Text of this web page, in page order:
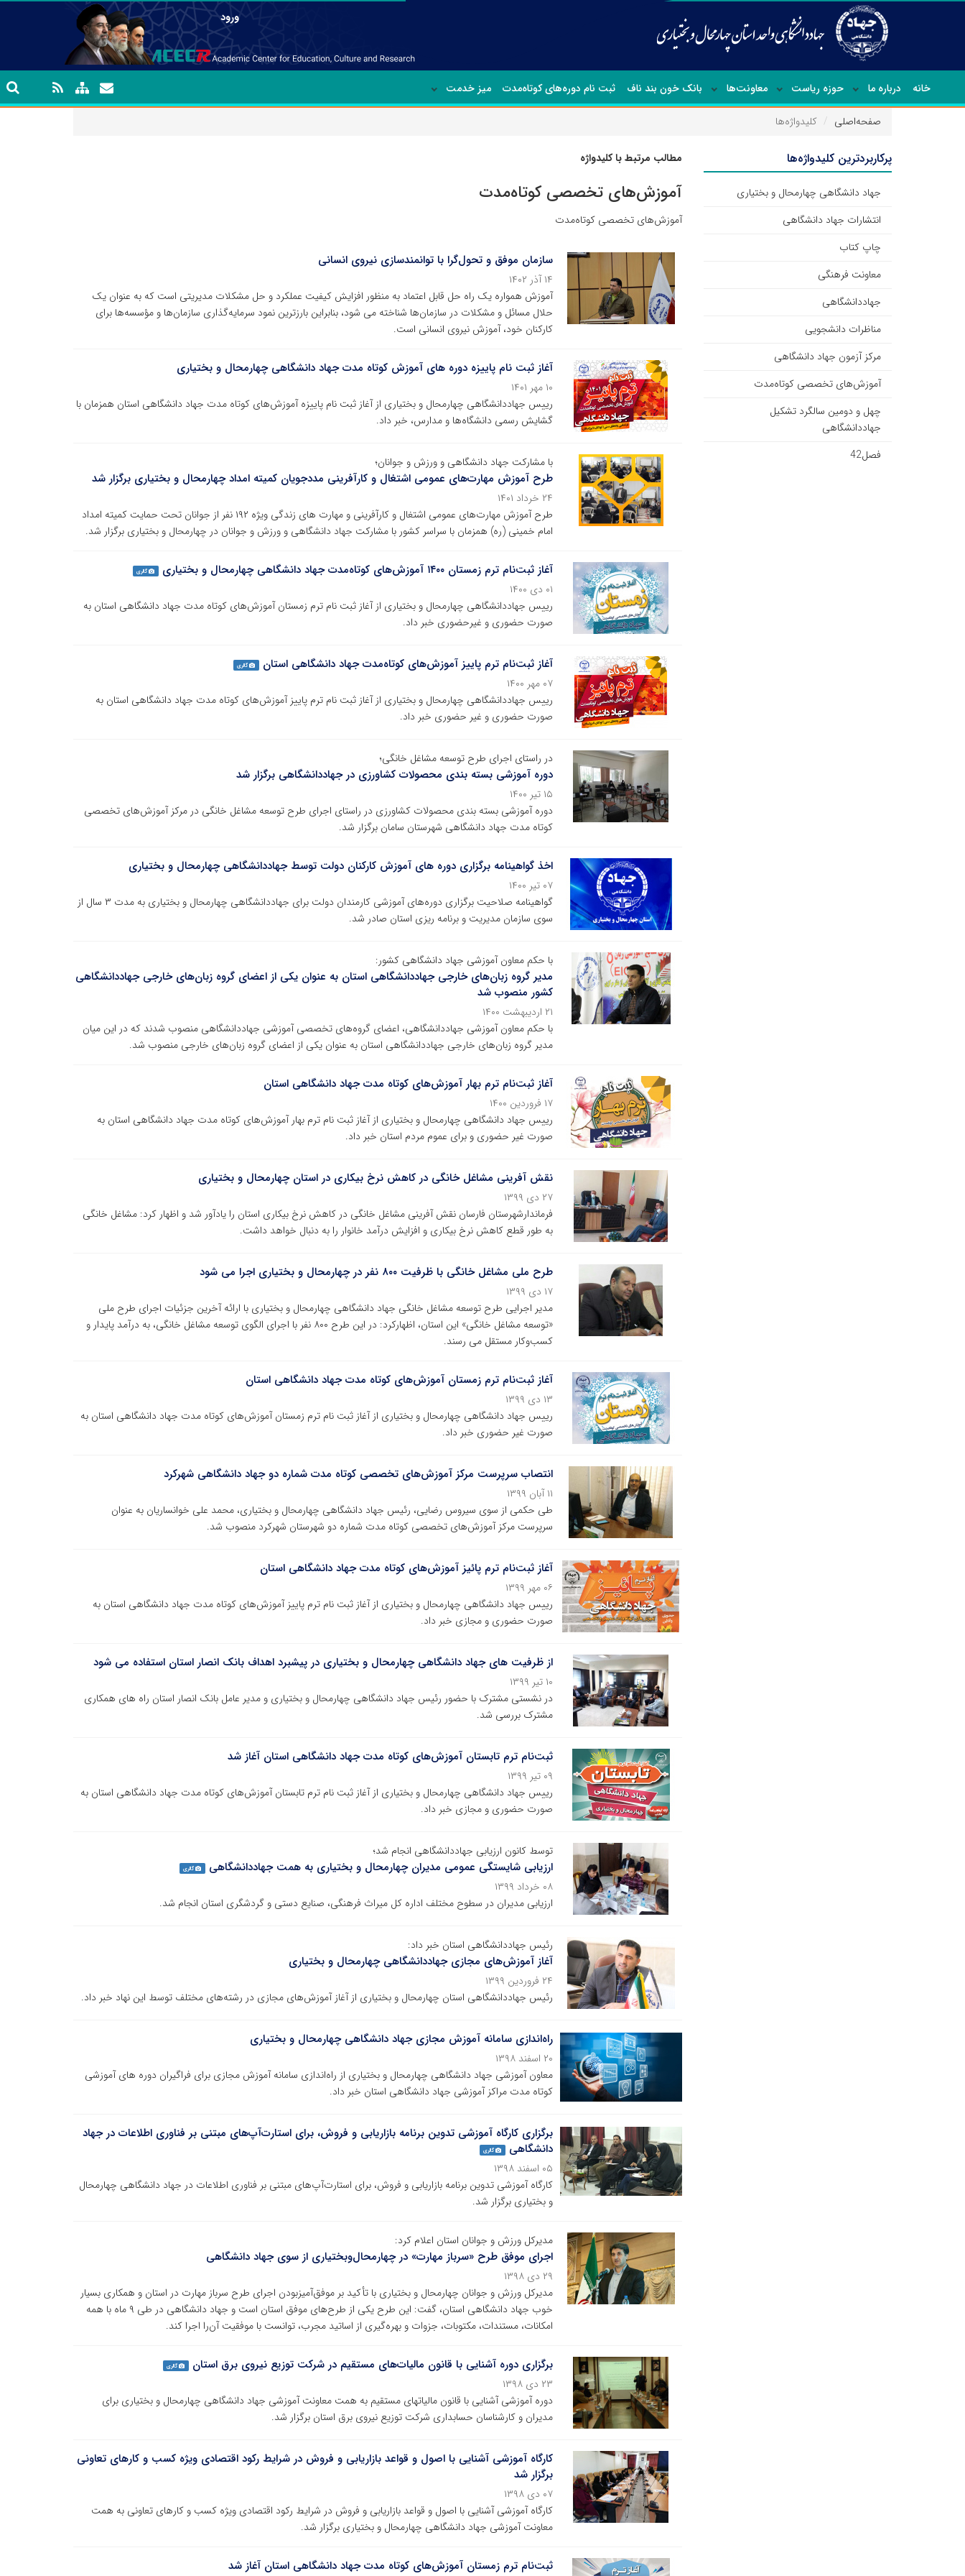
ورود
خانه درباره ما حوزه ریاست معاونت‌ها بانک خون بند ناف ثبت نام دوره‌های کوتاه‌مدت میز خدمت
صفحه‌اصلی کلیدواژه‌ها
مطالب مرتبط با کلیدواژه
آموزش‌های تخصصی کوتاه‌مدت
آموزش‌های تخصصی کوتاه‌مدت
سازمان موفق و تحول‌گرا با توانمندسازی نیروی انسانی
۱۴ آذر ۱۴۰۲
آموزش همواره یک راه حل قابل اعتماد به منظور افزایش کیفیت عملکرد و حل مشکلات مدیریتی است که به عنوان یک
حلال مسائل و مشکلات در سازمان‌‎ها شناخته می شود، بنابراین بارزترین نمود سرمایه‌گذاری سازمان‌ها و مؤسسه‌ها برای
کارکنان خود، آموزش نیروی انسانی است.
آغاز ثبت نام پاییزه دوره های آموزش کوتاه مدت جهاد دانشگاهی چهارمحال و بختیاری
۱۰ مهر ۱۴۰۱
رییس جهاددانشگاهی چهارمحال و بختیاری از آغاز ثبت نام پاییزه آموزش‌های کوتاه مدت جهاد دانشگاهی استان همزمان با
گشایش رسمی دانشگاه‌ها و مدارس، خبر داد.
با مشارکت جهاد دانشگاهی و ورزش و جوانان؛
طرح آموزش مهارت‌های عمومی اشتغال و کارآفرینی مددجویان کمیته امداد چهارمحال و بختیاری برگزار شد
۲۴ خرداد ۱۴۰۱
طرح آموزش مهارت‌های عمومی اشتغال و کارآفرینی و مهارت های زندگی ویژه ۱۹۲ نفر از جوانان تحت حمایت کمیته امداد
امام خمینی (ره) همزمان با سراسر کشور با مشارکت جهاد دانشگاهی و ورزش و جوانان در چهارمحال و بختیاری برگزار شد.
آغاز ثبت‌نام ترم زمستان ۱۴۰۰ آموزش‌های کوتاه‌مدت جهاد دانشگاهی چهارمحال و بختیاری گالری
۰۱ دی ۱۴۰۰
رییس جهاددانشگاهی چهارمحال و بختیاری از آغاز ثبت نام ترم زمستان آموزش‌های کوتاه مدت جهاد دانشگاهی استان به
صورت حضوری و غیرحضوری خبر داد.
آغاز ثبت‌نام ترم پاییز آموزش‌های کوتاه‌مدت جهاد دانشگاهی استان گالری
۰۷ مهر ۱۴۰۰
رییس جهاددانشگاهی چهارمحال و بختیاری از آغاز ثبت نام ترم پاییز آموزش‌های کوتاه مدت جهاد دانشگاهی استان به
صورت حضوری و غیر حضوری خبر داد.
در راستای اجرای طرح توسعه مشاغل خانگی؛
دوره آموزشی بسته بندی محصولات کشاورزی در جهاددانشگاهی برگزار شد
۱۵ تیر ۱۴۰۰
دوره آموزشی بسته بندی محصولات کشاورزی در راستای اجرای طرح توسعه مشاغل خانگی در مرکز آموزش‌های تخصصی
کوتاه مدت جهاد دانشگاهی شهرستان سامان برگزار شد.
اخذ گواهینامه برگزاری دوره های آموزش کارکنان دولت توسط جهاددانشگاهی چهارمحال و بختیاری
۰۷ تیر ۱۴۰۰
گواهینامه صلاحیت برگزاری دوره‌های آموزشی کارمندان دولت برای جهاددانشگاهی چهارمحال و بختیاری به مدت ۳ سال از
سوی سازمان مدیریت و برنامه ریزی استان صادر شد.
با حکم معاون آموزشی جهاد دانشگاهی کشور:
مدیر گروه زبان‌های خارجی جهاددانشگاهی استان به عنوان یکی از اعضای گروه زبان‌های خارجی جهاددانشگاهی
کشور منصوب شد
۲۱ اردیبهشت ۱۴۰۰
با حکم معاون آموزشی جهاددانشگاهی، اعضای گروه‌های تخصصی آموزشی جهاددانشگاهی منصوب شدند که در این میان
مدیر گروه زبان‌های خارجی جهاددانشگاهی استان به عنوان یکی از اعضای گروه زبان‌های خارجی منصوب شد.
آغاز ثبت‌نام ترم بهار آموزش‌های کوتاه مدت جهاد دانشگاهی استان
۱۷ فروردین ۱۴۰۰
رییس جهاد دانشگاهی چهارمحال و بختیاری از آغاز ثبت نام ترم بهار آموزش‌های کوتاه مدت جهاد دانشگاهی استان به
صورت غیر حضوری و برای عموم مردم استان خبر داد.
نقش آفرینی مشاغل خانگی در کاهش نرخ بیکاری در استان چهارمحال و بختیاری
۲۷ دی ۱۳۹۹
فرماندارشهرستان فارسان نقش آفرینی مشاغل خانگی در کاهش نرخ بیکاری استان را یادآور شد و اظهار کرد: مشاغل خانگی
به طور قطع کاهش نرخ بیکاری و افزایش درآمد خانوار را به دنبال خواهد داشت.
طرح ملی مشاغل خانگی با ظرفیت ۸۰۰ نفر در چهارمحال و بختیاری اجرا می شود
۱۷ دی ۱۳۹۹
مدیر اجرایی طرح توسعه مشاغل خانگی جهاد دانشگاهی چهارمحال و بختیاری با ارائه آخرین جزئیات اجرای طرح‌ ملی
«توسعه مشاغل خانگی» این استان، اظهارکرد: در این طرح‌ ۸۰۰ نفر با اجرای الگوی توسعه مشاغل خانگی، به درآمد پایدار و
کسب‌وکار مستقل می رسند.
آغاز ثبت‌نام ترم زمستان آموزش‌های کوتاه مدت جهاد دانشگاهی استان
۱۳ دی ۱۳۹۹
رییس جهاد دانشگاهی چهارمحال و بختیاری از آغاز ثبت نام ترم زمستان آموزش‌های کوتاه مدت جهاد دانشگاهی استان به
صورت غیر حضوری خبر داد.
انتصاب سرپرست مرکز آموزش‌های تخصصی کوتاه مدت شماره دو جهاد دانشگاهی شهرکرد
۱۱ آبان ۱۳۹۹
طی حکمی از سوی سیروس رضایی، رئیس جهاد دانشگاهی چهارمحال و بختیاری، محمد علی خوانساریان به عنوان
سرپرست مرکز آموزش‌های تخصصی کوتاه مدت شماره دو شهرستان شهرکرد منصوب شد.
آغاز ثبت‌نام ترم پائیز آموزش‌های کوتاه مدت جهاد دانشگاهی استان
۰۶ مهر ۱۳۹۹
رییس جهاد دانشگاهی چهارمحال و بختیاری از آغاز ثبت نام ترم پاییز آموزش‌های کوتاه مدت جهاد دانشگاهی استان به
صورت حضوری و مجازی خبر داد.
از ظرفیت های جهاد دانشگاهی چهارمحال و بختیاری در پیشبرد اهداف بانک انصار استان استفاده می شود
۱۰ تیر ۱۳۹۹
در نشستی مشترک با حضور رئیس جهاد دانشگاهی چهارمحال و بختیاری و مدیر عامل بانک انصار استان راه های همکاری
مشترک بررسی شد.
ثبت‌نام ترم تابستان آموزش‌های کوتاه مدت جهاد دانشگاهی استان آغاز شد
۰۹ تیر ۱۳۹۹
رییس جهاد دانشگاهی چهارمحال و بختیاری از آغاز ثبت نام ترم تابستان آموزش‌های کوتاه مدت جهاد دانشگاهی استان به
صورت حضوری و مجازی خبر داد.
توسط کانون ارزیابی جهاددانشگاهی انجام شد؛
ارزیابی شایستگی عمومی مدیران چهارمحال و بختیاری به همت جهاددانشگاهی گالری
۰۸ خرداد ۱۳۹۹
ارزیابی مدیران در سطوح مختلف اداره کل میراث ‌فرهنگی، صنایع دستی و گردشگری استان انجام شد.
رئیس جهاددانشگاهی استان خبر داد:
آغاز آموزش‌های مجازی جهاددانشگاهی چهارمحال و بختیاری
۲۴ فروردین ۱۳۹۹
رئیس جهاددانشگاهی استان چهارمحال و بختیاری از آغاز آموزش‌های مجازی در رشته‌های مختلف توسط این نهاد خبر داد.
راه‌اندازی سامانه آموزش مجازی جهاد دانشگاهی چهارمحال و بختیاری
۲۰ اسفند ۱۳۹۸
معاون آموزشی جهاد دانشگاهی چهارمحال و بختیاری از راه‌اندازی سامانه آموزش مجازی برای فراگیران دوره های آموزشی
کوتاه مدت مراکز آموزشی جهاد دانشگاهی استان خبر داد.
برگزاری کارگاه آموزشی تدوین برنامه بازاریابی و فروش، برای استارت‌آپ‌های مبتنی بر فناوری اطلاعات در جهاد
دانشگاهی
گالری
۰۵ اسفند ۱۳۹۸
کارگاه آموزشی تدوین برنامه بازاریابی و فروش، برای استارت‌آپ‌های مبتنی بر فناوری اطلاعات در جهاد دانشگاهی چهارمحال
و بختیاری برگزار شد.
مدیرکل ورزش و جوانان استان اعلام کرد:
اجرای موفق طرح «سرباز مهارت» در چهارمحال‌وبختیاری از سوی جهاد دانشگاهی
۲۹ دی ۱۳۹۸
مدیرکل ورزش و جوانان چهارمحال و بختیاری با تأکید بر موفق‌آمیزبودن اجرای طرح سرباز مهارت در استان و همکاری بسیار
خوب جهاد دانشگاهی استان، گفت: این طرح یکی از طرح‌های موفق استان است و جهاد دانشگاهی در طی ۹ ماه با همه
امکانات، مستندات، مکتوبات، جزوات و بهره‌گیری از اساتید مجرب، توانست با موفقیت آن‌را اجرا کند.
برگزاری دوره آشنایی با قانون مالیات‌های مستقیم در شرکت توزیع نیروی برق استان گالری
۲۳ دی ۱۳۹۸
دوره آموزشی آشنایی با قانون مالیاتهای مستقیم به همت معاونت آموزشی جهاد دانشگاهی چهارمحال و بختیاری برای
مدیران و کارشناسان حسابداری شرکت توزیع نیروی برق استان برگزار شد.
کارگاه آموزشی آشنایی با اصول و قواعد بازاریابی و فروش در شرایط رکود اقتصادی ویژه کسب و کارهای تعاونی
برگزار شد
۰۷ دی ۱۳۹۸
کارگاه آموزشی آشنایی با اصول و قواعد بازاریابی و فروش در شرایط رکود اقتصادی ویژه کسب و کارهای تعاونی به همت
معاونت آموزشی جهاد دانشگاهی چهارمحال و بختیاری برگزار شد.
ثبت‌نام ترم زمستان آموزش‌های کوتاه مدت جهاد دانشگاهی استان آغاز شد
پرکاربردترین کلیدواژه‌ها
جهاد دانشگاهی چهارمحال و بختیاری
انتشارات جهاد دانشگاهی
چاپ کتاب
معاونت فرهنگی
جهاددانشگاهی
مناظرات دانشجویی
مرکز آزمون جهاد دانشگاهی
آموزش‌های تخصصی کوتاه‌مدت
چهل و دومین سالگرد تشکیل
جهاددانشگاهی
فصل42